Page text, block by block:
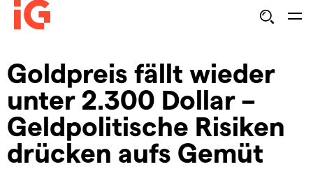
Goldpreis fällt wieder
unter 2.300 Dollar –
Geldpolitische Risiken
drücken aufs Gemüt